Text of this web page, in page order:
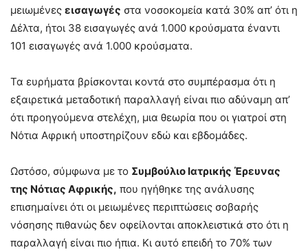
μειωμένες εισαγωγές στα νοσοκομεία κατά 30% απ’ ότι η
Δέλτα, ήτοι 38 εισαγωγές ανά 1.000 κρούσματα έναντι
101 εισαγωγές ανά 1.000 κρούσματα.
Τα ευρήματα βρίσκονται κοντά στο συμπέρασμα ότι η
εξαιρετικά μεταδοτική παραλλαγή είναι πιο αδύναμη απ’
ότι προηγούμενα στελέχη, μια θεωρία που οι γιατροί στη
Νότια Αφρική υποστηρίζουν εδώ και εβδομάδες.
Ωστόσο, σύμφωνα με το Συμβούλιο Ιατρικής Έρευνας
της Νότιας Αφρικής, που ηγήθηκε της ανάλυσης
επισημαίνει ότι οι μειωμένες περιπτώσεις σοβαρής
νόσησης πιθανώς δεν οφείλονται αποκλειστικά στο ότι η
παραλλαγή είναι πιο ήπια. Κι αυτό επειδή το 70% των